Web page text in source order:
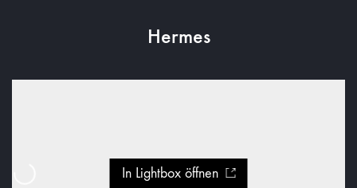
Hermes
In Lightbox öffnen